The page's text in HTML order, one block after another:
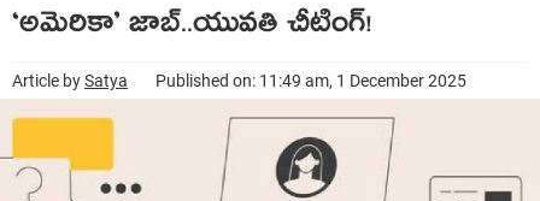
‘అమెరికా’ జాబ్..యువతి చీటింగ్!
Article bySatya Published on: 11:49 am, 1 December 2025